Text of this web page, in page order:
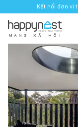
Kết nối đơn vị
M Ạ N G X Ã H Ộ I